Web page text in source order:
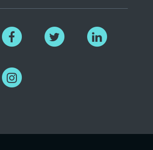
Facebook